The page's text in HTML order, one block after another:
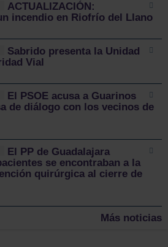
ACTUALIZACIÓN:
incendio en Riofrío del Llano
Sabrido presenta la Unidad
Vial
El PSOE acusa a Guarinos
de diálogo con los vecinos de
El PP de Guadalajara
se encontraban a la
quirúrgica al cierre de
Más noticias